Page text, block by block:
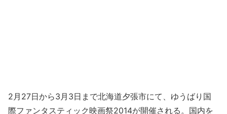
2月27日から3月3日まで北海道夕張市にて、ゆうばり国
際ファンタスティック映画祭2014が開催される。国内を